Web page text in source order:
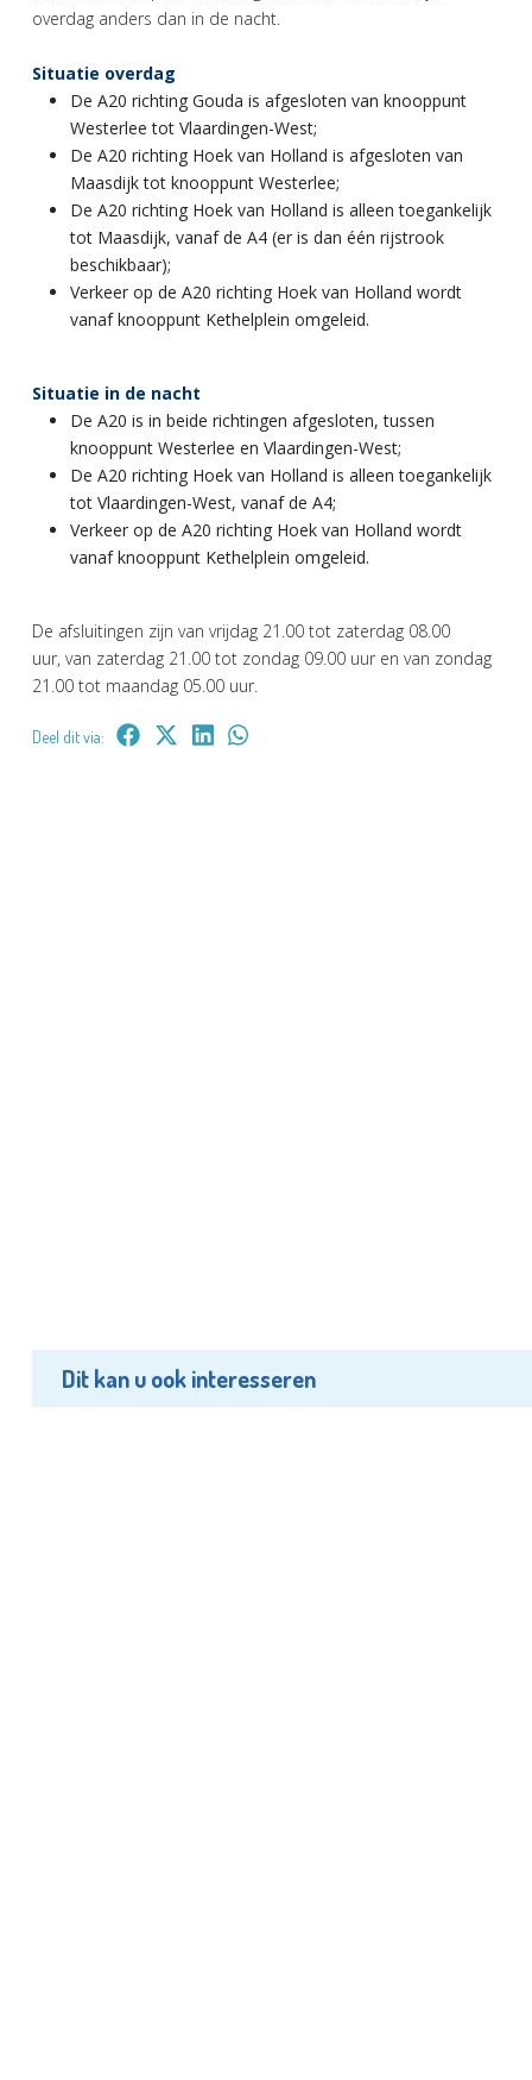
overdag anders dan in de nacht.
Situatie overdag
De A20 richting Gouda is afgesloten van knooppunt
Westerlee tot Vlaardingen-West;
De A20 richting Hoek van Holland is afgesloten van
Maasdijk tot knooppunt Westerlee;
De A20 richting Hoek van Holland is alleen toegankelijk
tot Maasdijk, vanaf de A4 (er is dan één rijstrook
beschikbaar);
Verkeer op de A20 richting Hoek van Holland wordt
vanaf knooppunt Kethelplein omgeleid.
Situatie in de nacht
De A20 is in beide richtingen afgesloten, tussen
knooppunt Westerlee en Vlaardingen-West;
De A20 richting Hoek van Holland is alleen toegankelijk
tot Vlaardingen-West, vanaf de A4;
Verkeer op de A20 richting Hoek van Holland wordt
vanaf knooppunt Kethelplein omgeleid.
De afsluitingen zijn van vrijdag 21.00 tot zaterdag 08.00
uur, van zaterdag 21.00 tot zondag 09.00 uur en van zondag
21.00 tot maandag 05.00 uur.
Deel dit via:
Dit kan u ook interesseren